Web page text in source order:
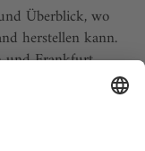
Überblick, wo
herstellen kann.
und Frankfurt,
der Welt eine
Mit
wichtigsten